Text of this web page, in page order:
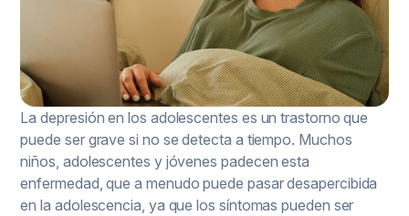
La depresión en los adolescentes es un trastorno que
puede ser grave si no se detecta a tiempo. Muchos
niños, adolescentes y jóvenes padecen esta
enfermedad, que a menudo puede pasar desapercibida
en la adolescencia, ya que los síntomas pueden ser